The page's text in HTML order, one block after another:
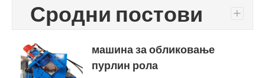
Сродни постови +
машина за обликовање
пурлин рола